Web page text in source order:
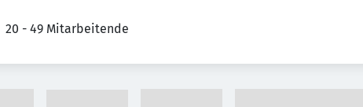
20 - 49 Mitarbeitende